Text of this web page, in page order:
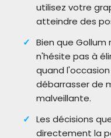
utilisez votre
atteindre des
Bien que
n'hésite pas à
quand
débarrasser de
malveillante.
Les décisions
directement la